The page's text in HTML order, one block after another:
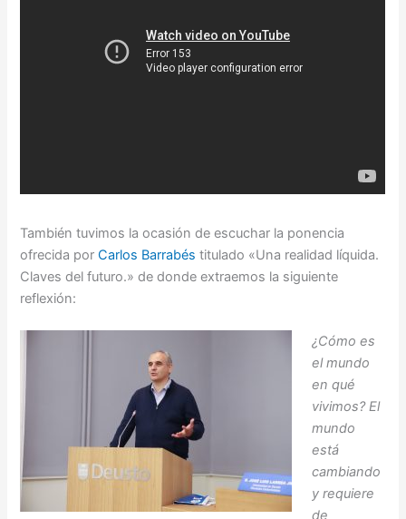
También tuvimos la ocasión de escuchar la ponencia
ofrecida porCarlos Barrabés titulado «Una realidad líquida.
Claves del futuro.» de donde extraemos la siguiente
reflexión:
¿Cómo es
el mundo
en qué
vivimos? El
mundo
está
cambiando
y requiere
de